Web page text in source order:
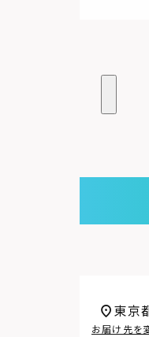
東京
お届け先を